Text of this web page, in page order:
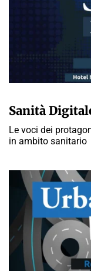
Sanità
Le voci dei
in ambito sanitario